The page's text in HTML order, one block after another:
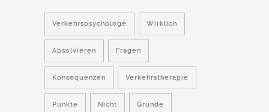
Verkehrspsychologe Wirklich
Absolvieren Fragen
Konsequenzen Verkehrstherapie
Punkte Nicht Grunde